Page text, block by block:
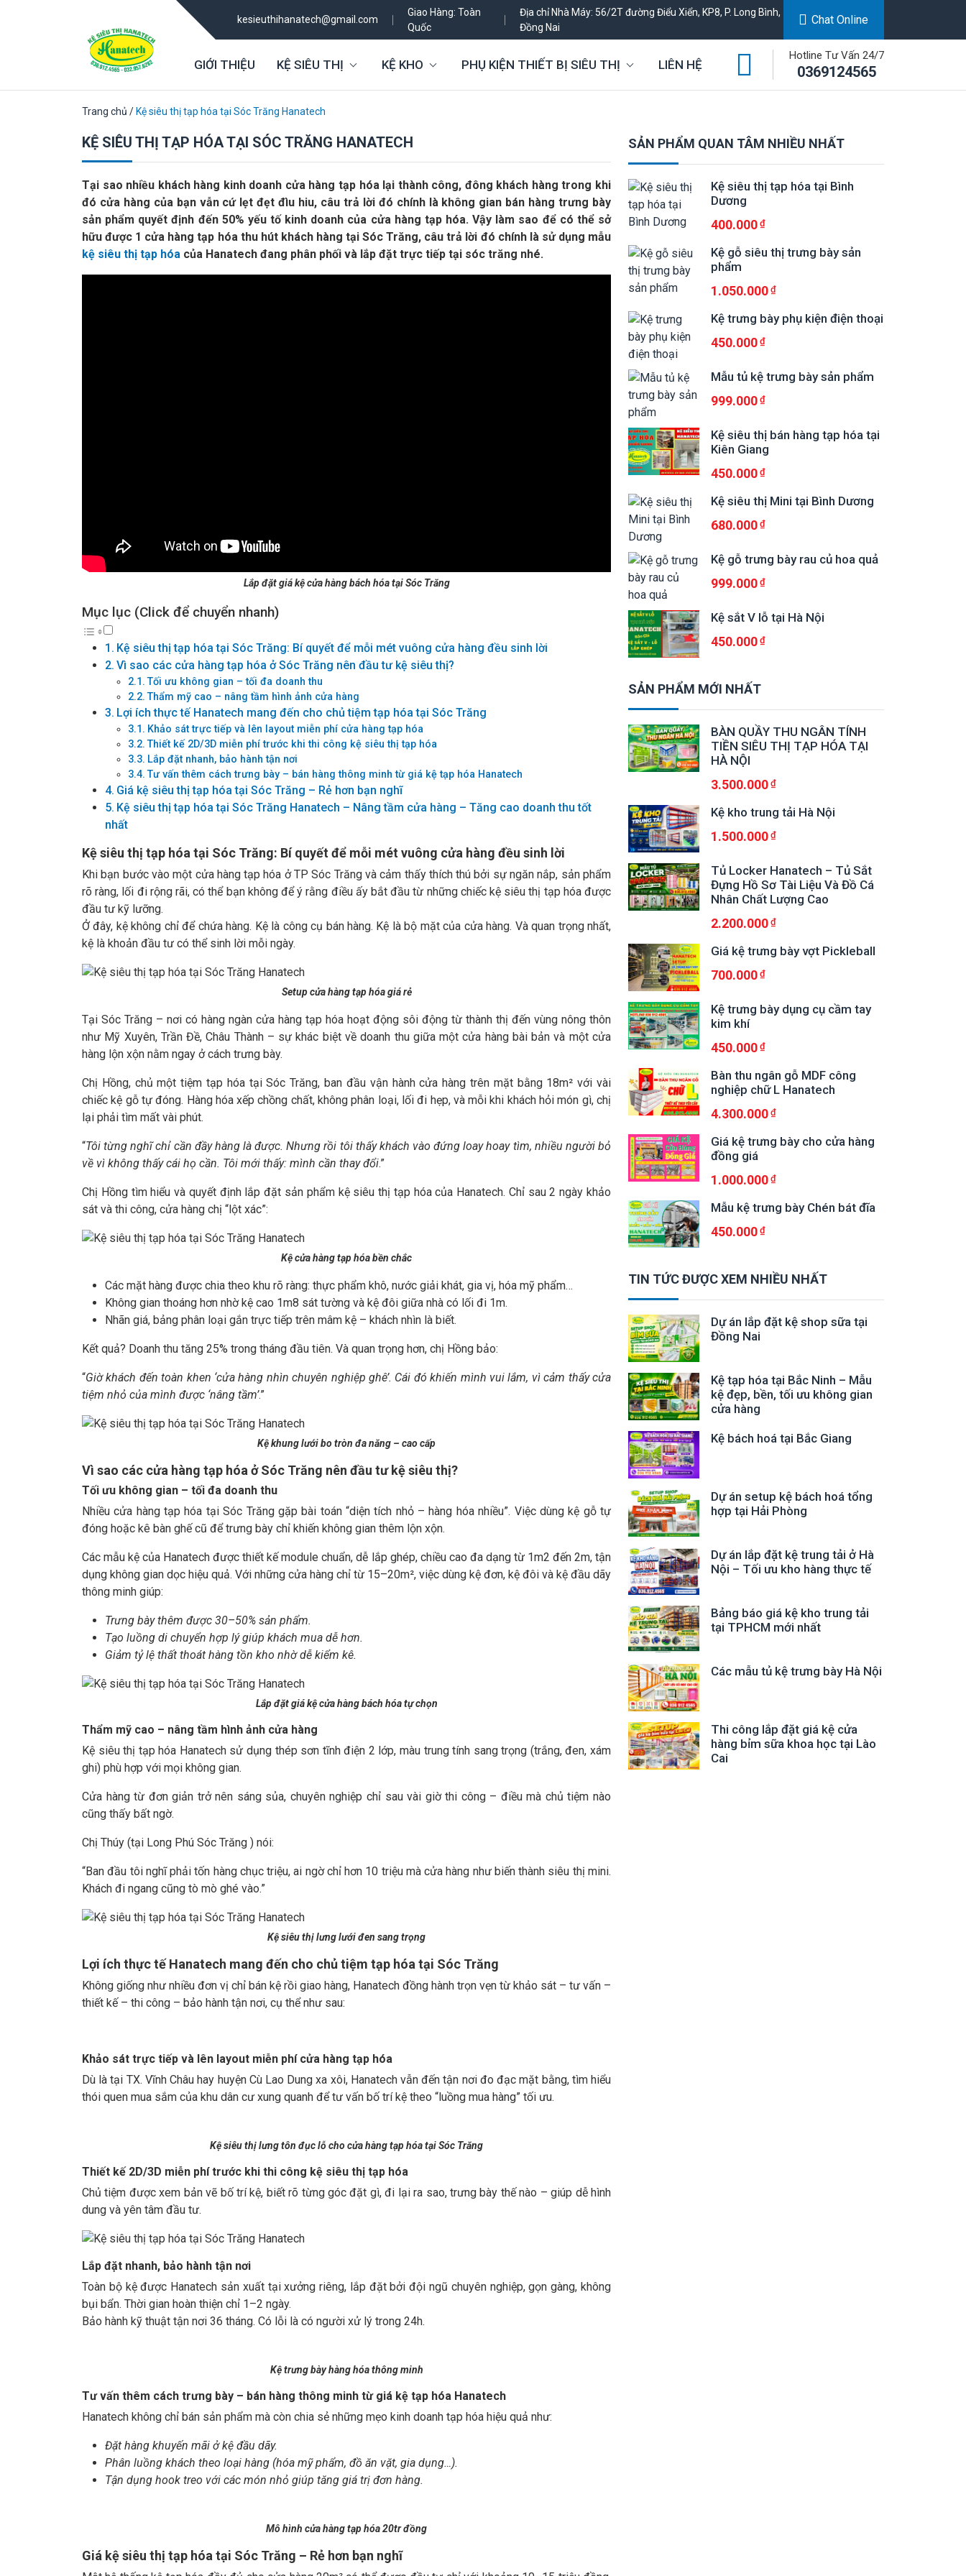
kesieuthihanatech@gmail.com
Giao Hàng: Toàn
Quốc
Địa chỉ Nhà Máy: 56/2T đường Điểu Xiển, KP8, P. Long Bình,
Đồng Nai
Chat Online
GIỚI THIỆU KỆ SIÊU THỊ KỆ KHO PHỤ KIỆN THIẾT BỊ SIÊU THỊ LIÊN HỆ
Hotline Tư Vấn 24/7
0369124565
Trang chủ / Kệ siêu thị tạp hóa tại Sóc Trăng Hanatech
KỆ SIÊU THỊ TẠP HÓA TẠI SÓC TRĂNG HANATECH
Tại sao nhiều khách hàng kinh doanh cửa hàng tạp hóa lại thành công, đông khách hàng trong khi
đó cửa hàng của bạn vẫn cứ lẹt đẹt đìu hiu, câu trả lời đó chính là không gian bán hàng trưng bày
sản phẩm quyết định đến 50% yếu tố kinh doanh của cửa hàng tạp hóa. Vậy làm sao để có thể sở
hữu được 1 cửa hàng tạp hóa thu hút khách hàng tại Sóc Trăng, câu trả lời đó chính là sử dụng mẫu
kệ siêu thị tạp hóa của Hanatech đang phân phối và lắp đặt trực tiếp tại sóc trăng nhé.
Lắp đặt giá kệ cửa hàng bách hóa tại Sóc Trăng
Mục lục (Click để chuyển nhanh)
Kệ siêu thị tạp hóa tại Sóc Trăng: Bí quyết để mỗi mét vuông cửa hàng đều sinh lời
Vì sao các cửa hàng tạp hóa ở Sóc Trăng nên đầu tư kệ siêu thị?
Tối ưu không gian – tối đa doanh thu
Thẩm mỹ cao – nâng tầm hình ảnh cửa hàng
Lợi ích thực tế Hanatech mang đến cho chủ tiệm tạp hóa tại Sóc Trăng
Khảo sát trực tiếp và lên layout miễn phí cửa hàng tạp hóa
Thiết kế 2D/3D miễn phí trước khi thi công kệ siêu thị tạp hóa
Lắp đặt nhanh, bảo hành tận nơi
Tư vấn thêm cách trưng bày – bán hàng thông minh từ giá kệ tạp hóa Hanatech
Giá kệ siêu thị tạp hóa tại Sóc Trăng – Rẻ hơn bạn nghĩ
Kệ siêu thị tạp hóa tại Sóc Trăng Hanatech – Nâng tầm cửa hàng – Tăng cao doanh thu tốt
nhất
Kệ siêu thị tạp hóa tại Sóc Trăng: Bí quyết để mỗi mét vuông cửa hàng đều sinh lời
Khi bạn bước vào một cửa hàng tạp hóa ở TP Sóc Trăng và cảm thấy thích thú bởi sự ngăn nắp, sản phẩm
rõ ràng, lối đi rộng rãi, có thể bạn không để ý rằng điều ấy bắt đầu từ những chiếc kệ siêu thị tạp hóa được
đầu tư kỹ lưỡng.
Ở đây, kệ không chỉ để chứa hàng. Kệ là công cụ bán hàng. Kệ là bộ mặt của cửa hàng. Và quan trọng nhất,
kệ là khoản đầu tư có thể sinh lời mỗi ngày.
Setup cửa hàng tạp hóa giá rẻ
Tại Sóc Trăng – nơi có hàng ngàn cửa hàng tạp hóa hoạt động sôi động từ thành thị đến vùng nông thôn
như Mỹ Xuyên, Trần Đề, Châu Thành – sự khác biệt về doanh thu giữa một cửa hàng bài bản và một cửa
hàng lộn xộn nằm ngay ở cách trưng bày.
Chị Hồng, chủ một tiệm tạp hóa tại Sóc Trăng, ban đầu vận hành cửa hàng trên mặt bằng 18m² với vài
chiếc kệ gỗ tự đóng. Hàng hóa xếp chồng chất, không phân loại, lối đi hẹp, và mỗi khi khách hỏi món gì, chị
lại phải tìm mất vài phút.
“Tôi từng nghĩ chỉ cần đầy hàng là được. Nhưng rồi tôi thấy khách vào đứng loay hoay tìm, nhiều người bỏ
về vì không thấy cái họ cần. Tôi mới thấy: mình cần thay đổi.”
Chị Hồng tìm hiểu và quyết định lắp đặt sản phẩm kệ siêu thị tạp hóa của Hanatech. Chỉ sau 2 ngày khảo
sát và thi công, cửa hàng chị “lột xác”:
Kệ cửa hàng tạp hóa bền chắc
Các mặt hàng được chia theo khu rõ ràng: thực phẩm khô, nước giải khát, gia vị, hóa mỹ phẩm…
Không gian thoáng hơn nhờ kệ cao 1m8 sát tường và kệ đôi giữa nhà có lối đi 1m.
Nhãn giá, bảng phân loại gắn trực tiếp trên mâm kệ – khách nhìn là biết.
Kết quả? Doanh thu tăng 25% trong tháng đầu tiên. Và quan trọng hơn, chị Hồng bảo:
“Giờ khách đến toàn khen ‘cửa hàng nhìn chuyên nghiệp ghê’. Cái đó khiến mình vui lắm, vì cảm thấy cửa
tiệm nhỏ của mình được ‘nâng tầm’.”
Kệ khung lưới bo tròn đa năng – cao cấp
Vì sao các cửa hàng tạp hóa ở Sóc Trăng nên đầu tư kệ siêu thị?
Tối ưu không gian – tối đa doanh thu
Nhiều cửa hàng tạp hóa tại Sóc Trăng gặp bài toán “diện tích nhỏ – hàng hóa nhiều”. Việc dùng kệ gỗ tự
đóng hoặc kê bàn ghế cũ để trưng bày chỉ khiến không gian thêm lộn xộn.
Các mẫu kệ của Hanatech được thiết kế module chuẩn, dễ lắp ghép, chiều cao đa dạng từ 1m2 đến 2m, tận
dụng không gian dọc hiệu quả. Với những cửa hàng chỉ từ 15–20m², việc dùng kệ đơn, kệ đôi và kệ đầu dãy
thông minh giúp:
Trưng bày thêm được 30–50% sản phẩm.
Tạo luồng di chuyển hợp lý giúp khách mua dễ hơn.
Giảm tỷ lệ thất thoát hàng tồn kho nhờ dễ kiểm kê.
Lắp đặt giá kệ cửa hàng bách hóa tự chọn
Thẩm mỹ cao – nâng tầm hình ảnh cửa hàng
Kệ siêu thị tạp hóa Hanatech sử dụng thép sơn tĩnh điện 2 lớp, màu trung tính sang trọng (trắng, đen, xám
ghi) phù hợp với mọi không gian.
Cửa hàng từ đơn giản trở nên sáng sủa, chuyên nghiệp chỉ sau vài giờ thi công – điều mà chủ tiệm nào
cũng thấy bất ngờ.
Chị Thúy (tại Long Phú Sóc Trăng ) nói:
“Ban đầu tôi nghĩ phải tốn hàng chục triệu, ai ngờ chỉ hơn 10 triệu mà cửa hàng như biến thành siêu thị mini.
Khách đi ngang cũng tò mò ghé vào.”
Kệ siêu thị lưng lưới đen sang trọng
Lợi ích thực tế Hanatech mang đến cho chủ tiệm tạp hóa tại Sóc Trăng
Không giống như nhiều đơn vị chỉ bán kệ rồi giao hàng, Hanatech đồng hành trọn vẹn từ khảo sát – tư vấn –
thiết kế – thi công – bảo hành tận nơi, cụ thể như sau:
Khảo sát trực tiếp và lên layout miễn phí cửa hàng tạp hóa
Dù là tại TX. Vĩnh Châu hay huyện Cù Lao Dung xa xôi, Hanatech vẫn đến tận nơi đo đạc mặt bằng, tìm hiểu
thói quen mua sắm của khu dân cư xung quanh để tư vấn bố trí kệ theo “luồng mua hàng” tối ưu.
Kệ siêu thị lưng tôn đục lỗ cho cửa hàng tạp hóa tại Sóc Trăng
Thiết kế 2D/3D miễn phí trước khi thi công kệ siêu thị tạp hóa
Chủ tiệm được xem bản vẽ bố trí kệ, biết rõ từng góc đặt gì, đi lại ra sao, trưng bày thế nào – giúp dễ hình
dung và yên tâm đầu tư.
Lắp đặt nhanh, bảo hành tận nơi
Toàn bộ kệ được Hanatech sản xuất tại xưởng riêng, lắp đặt bởi đội ngũ chuyên nghiệp, gọn gàng, không
bụi bẩn. Thời gian hoàn thiện chỉ 1–2 ngày.
Bảo hành kỹ thuật tận nơi 36 tháng. Có lỗi là có người xử lý trong 24h.
Kệ trưng bày hàng hóa thông minh
Tư vấn thêm cách trưng bày – bán hàng thông minh từ giá kệ tạp hóa Hanatech
Hanatech không chỉ bán sản phẩm mà còn chia sẻ những mẹo kinh doanh tạp hóa hiệu quả như:
Đặt hàng khuyến mãi ở kệ đầu dãy.
Phân luồng khách theo loại hàng (hóa mỹ phẩm, đồ ăn vặt, gia dụng…).
Tận dụng hook treo với các món nhỏ giúp tăng giá trị đơn hàng.
Mô hình cửa hàng tạp hóa 20tr đồng
Giá kệ siêu thị tạp hóa tại Sóc Trăng – Rẻ hơn bạn nghĩ
SẢN PHẨM QUAN TÂM NHIỀU NHẤT
Kệ siêu thị tạp hóa tại Bình
Dương
400.000
Kệ gỗ siêu thị trưng bày sản
phẩm
1.050.000
Kệ trưng bày phụ kiện điện thoại
450.000
Mẫu tủ kệ trưng bày sản phẩm
999.000
Kệ siêu thị bán hàng tạp hóa tại
Kiên Giang
450.000
Kệ siêu thị Mini tại Bình Dương
680.000
Kệ gỗ trưng bày rau củ hoa quả
999.000
Kệ sắt V lỗ tại Hà Nội
450.000
SẢN PHẨM MỚI NHẤT
BÀN QUẦY THU NGÂN TÍNH
TIỀN SIÊU THỊ TẠP HÓA TẠI
HÀ NỘI
3.500.000
Kệ kho trung tải Hà Nội
1.500.000
Tủ Locker Hanatech – Tủ Sắt
Đựng Hồ Sơ Tài Liệu Và Đồ Cá
Nhân Chất Lượng Cao
2.200.000
Giá kệ trưng bày vợt Pickleball
700.000
Kệ trưng bày dụng cụ cầm tay
kim khí
450.000
Bàn thu ngân gỗ MDF công
nghiệp chữ L Hanatech
4.300.000
Giá kệ trưng bày cho cửa hàng
đồng giá
1.000.000
Mẫu kệ trưng bày Chén bát đĩa
450.000
TIN TỨC ĐƯỢC XEM NHIỀU NHẤT
Dự án lắp đặt kệ shop sữa tại
Đồng Nai
Kệ tạp hóa tại Bắc Ninh – Mẫu
kệ đẹp, bền, tối ưu không gian
cửa hàng
Kệ bách hoá tại Bắc Giang
Dự án setup kệ bách hoá tổng
hợp tại Hải Phòng
Dự án lắp đặt kệ trung tải ở Hà
Nội – Tối ưu kho hàng thực tế
Bảng báo giá kệ kho trung tải
tại TPHCM mới nhất
Các mẫu tủ kệ trưng bày Hà Nội
Thi công lắp đặt giá kệ cửa
hàng bỉm sữa khoa học tại Lào
Cai